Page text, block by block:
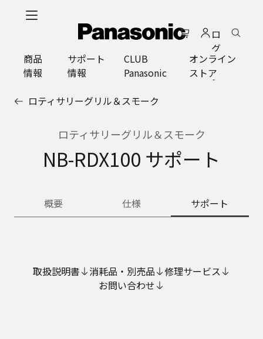
ロ
グ
イ
ン
商品
情報
サポート
情報
CLUB
Panasonic
オンライン
ストア
ロティサリーグリル＆スモーク
ロティサリーグリル＆スモーク
NB-RDX100 サポート
概要 仕様 サポート
取扱説明書 消耗品・別売品
修理サービス
お問い合わせ